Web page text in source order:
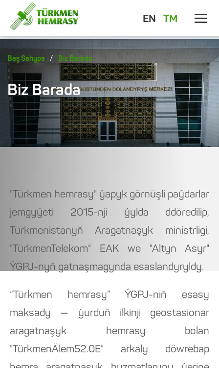
EN TM
Baş Sahypa / Biz Barada
Biz Barada
"Türkmen hemrasy" ýapyk görnüşli paýdarlar
jemgyýeti 2015-nji ýylda ddöredilip,
Türkmenistanyň Aragatnaşyk ministrligi,
"TürkmenTelekom" EAK we "Altyn Asyr"
ÝGPJ-nyň gatnaşmagynda esaslandyryldy.
“Türkmen hemrasy” ÝGPJ-niň esasy
maksady — ýurduň ilkinji geostasionar
aragatnaşyk hemrasy bolan
"TürkmenÄlem52.0E" arkaly döwrebap